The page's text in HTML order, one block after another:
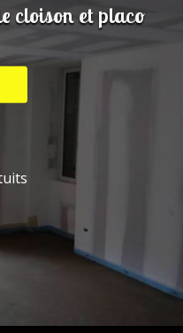
cloison et placo